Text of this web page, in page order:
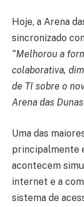
Hoje, a Arena
sincronizado
“Melhorou a
colaborativa,
de TI sobre o
Arena das
Uma das
principalmente
acontecem
internet e a
sistema de